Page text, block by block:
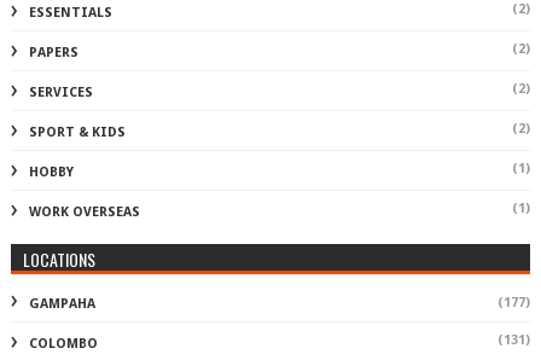
ESSENTIALS (2)
PAPERS (2)
SERVICES (2)
SPORT & KIDS (2)
HOBBY (1)
WORK OVERSEAS (1)
LOCATIONS
GAMPAHA (177)
COLOMBO (131)